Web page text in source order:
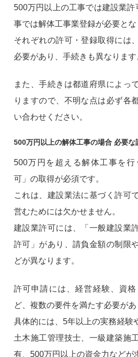
500万円以上の工事では建設業許
事では解体工事業登録が必要とな
それぞれの許可・登録取得には
必要があり、手続きも異なります
また、手続きは都道府県によっ
りますので、不明な点は必ず各
い合わせください。
500万円以上の解体工事の場合 必要な
500万円を超える解体工事を
可」の取得が必須です。
これは、建設業法に基づく許可
営むためには欠かせません。
建設業許可には、「一般建設業
許可」があり、請負金額の制限
どが異なります。
許可申請には、経営経験、資
ど、複数の要件を満たす必要があ
具体的には、5年以上の実務経験
土木施工管理技士、一級建築施
有、500万円以上の資金力などが